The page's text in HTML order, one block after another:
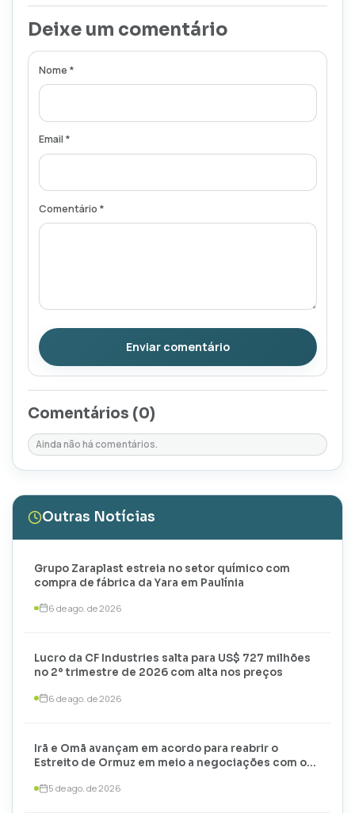
Deixe um comentário
Nome *
Email *
Comentário *
Enviar comentário
Comentários (0)
Ainda não há comentários.
Outras Notícias
Grupo Zaraplast estreia no setor químico com
compra de fábrica da Yara em Paulínia
6 de ago. de 2026
Lucro da CF Industries salta para US$ 727 milhões
no 2º trimestre de 2026 com alta nos preços
6 de ago. de 2026
Irã e Omã avançam em acordo para reabrir o
Estreito de Ormuz em meio a negociações com os
5 de ago. de 2026